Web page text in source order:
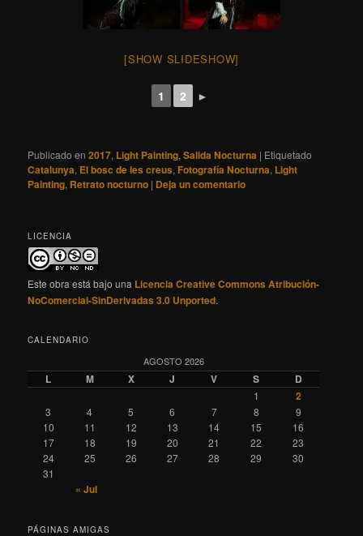
[SHOW SLIDESHOW]
1 2 ►
Publicado en 2017, Light Painting,Salida Nocturna | Etiquetado
Catalunya, El bosc de les creus, Fotografía Nocturna, Light
Painting, Retrato nocturno | Deja un comentario
LICENCIA
Este obra está bajo una Licencia Creative Commons Atribución-
NoComercial-SinDerivadas 3.0 Unported.
CALENDARIO
AGOSTO 2026
L M X J V S D
1 2
3 4 5 6 7 8
9
10
11 12 13 14 15
16
17
18 19 20 21 22
23
24
25 26 27 28 29
30
31
« Jul
PÁGINAS AMIGAS